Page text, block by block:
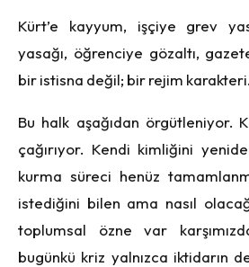
Kürt’e kayyum, işçiye grev
yasağı, öğrenciye gözaltı,
bir istisna değil; bir rejim karakteri.
Bu halk aşağıdan örgütleniyor.
çağırıyor. Kendi kimliğini
kurma süreci henüz
istediğini bilen ama nasıl
toplumsal özne var
bugünkü kriz yalnızca iktidarın